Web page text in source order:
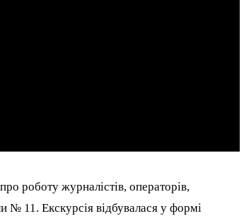
роботу журналістів, операторів,
№ 11. Екскурсія відбувалася у формі